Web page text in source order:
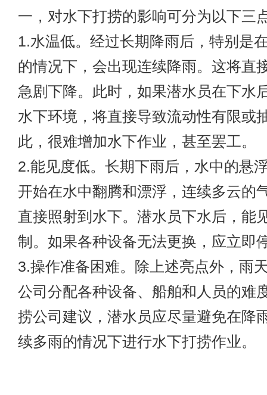
一，对水下打捞的影响可分为以下三
1.水温低。经过长期降雨后，特别是
的情况下，会出现连续降雨。这将直
急剧下降。此时，如果潜水员在下水
水下环境，将直接导致流动性有限或
此，很难增加水下作业，甚至罢工。
2.能见度低。长期下雨后，水中的悬
开始在水中翻腾和漂浮，连续多云的
直接照射到水下。潜水员下水后，能
制。如果各种设备无法更换，应立即
3.操作准备困难。除上述亮点外，雨
公司分配各种设备、船舶和人员的难
捞公司建议，潜水员应尽量避免在降
续多雨的情况下进行水下打捞作业。